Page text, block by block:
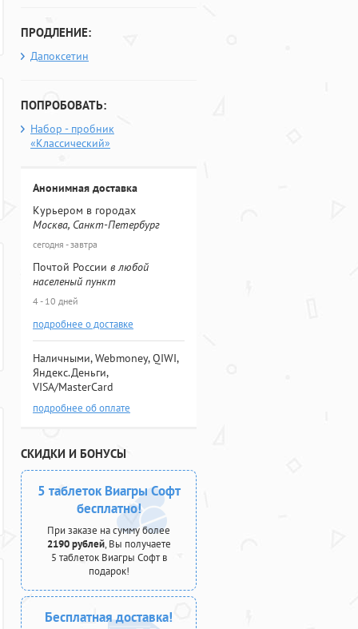
ПРОДЛЕНИЕ:
Дапоксетин
ПОПРОБОВАТЬ:
Набор - пробник
«Классический»
Анонимная доставка
Курьером в городах
Москва, Санкт-Петербург
сегодня - завтра
Почтой России в любой
населеный пункт
4 - 10 дней
подробнее о доставке
Наличными, Webmoney, QIWI,
Яндекс.Деньги,
VISA/MasterCard
подробнее об оплате
СКИДКИ И БОНУСЫ
5 таблеток Виагры Софт
бесплатно!
При заказе на сумму более
2190 рублей, Вы получаете
5 таблеток Виагры Софт в
подарок!
Бесплатная доставка!